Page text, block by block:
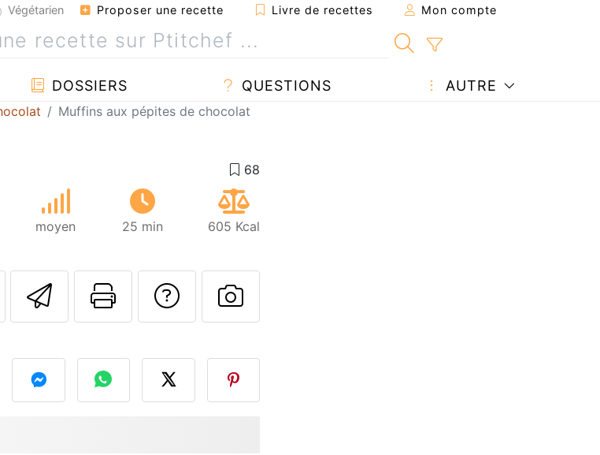
Végétarien Proposer une recette Livre de recettes Mon compte
DOSSIERS QUESTIONS AUTRE
Muffins aux pépites de chocolat
moyen 25 min 605 Kcal
Envoyer cette recette à un ami
Imprimer cette page
Poser une question à l'auteur
Publier votre photo de cette